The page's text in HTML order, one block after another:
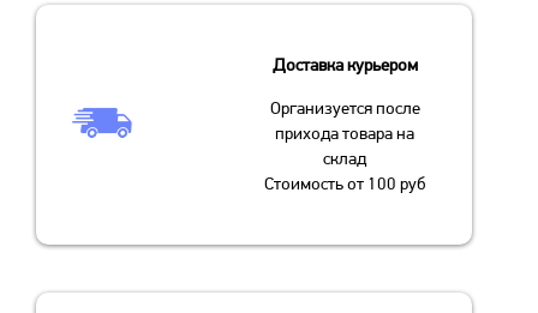
Доставка курьером
Организуется после
прихода товара на
склад
Стоимость от 100 руб